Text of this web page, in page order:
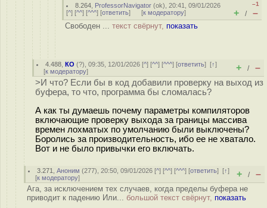
8.264 ProfessorNavigator (ok), 20:41, 09/01/2026
[^] [^^] [^^^] [ответить] [к модератору]
–1
+ / –
Свободен ... текст свёрнут, показать
4.488 ,КО (?), 09:35, 12/01/2026 [^] [^^] [^^^] [ответить][↑]
[к модератору] + / –
>И что? Если бы в код добавили проверку на выход из
буфера, то что, программа бы сломалась?
А как ты думаешь почему параметры компиляторов
включающие проверку выхода за границы массива
времен лохматых по умолчанию были выключены?
Боролись за производительность, ибо ее не хватало.
Вот и не было привычки его включать.
3.271 ,Аноним (277), 20:50, 09/01/2026 [^] [^^] [^^^] [ответить][↑]
[к модератору] + / –
Ага, за исключением тех случаев, когда пределы буфера не
приводит к падению Или... большой текст свёрнут, показать